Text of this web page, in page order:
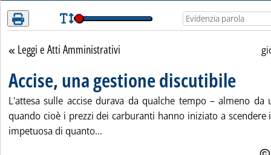
Torna alla sezione
Leggi e Atti Amministrativi
Accise, una gestione discutibile
L'attesa sulle accise durava da qualche tempo – almeno da
quando cioè i prezzi dei carburanti hanno iniziato a
impetuosa di quanto...